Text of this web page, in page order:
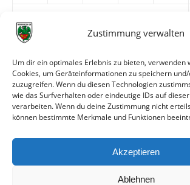
Zustimmung verwalten
Um dir ein optimales Erlebnis zu bieten, verwenden
Cookies, um Geräteinformationen zu speichern
zuzugreifen. Wenn du diesen Technologien
wie das Surfverhalten oder eindeutige IDs auf
verarbeiten. Wenn du deine Zustimmung nicht
können bestimmte Merkmale und Funktionen
Akzeptieren
Ablehnen
3
5 6 7
17
18 19 20 21
24
25 26 27 28
« Mai
Juli »
ARCHIV